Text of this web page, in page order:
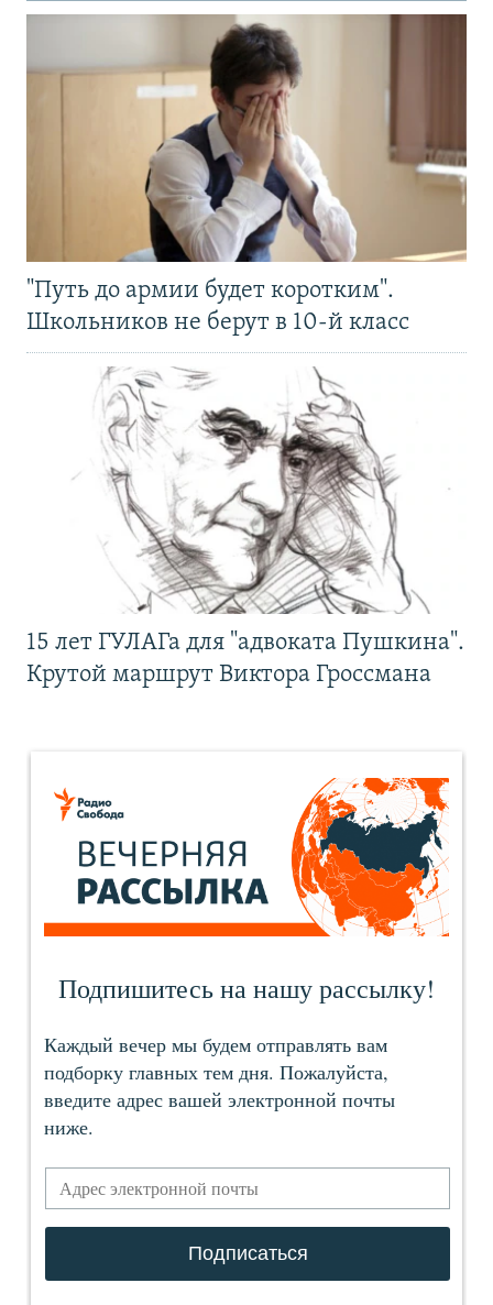
"Путь до армии будет коротким".
Школьников не берут в 10-й класс
15 лет ГУЛАГа для "адвоката Пушкина".
Крутой маршрут Виктора Гроссмана